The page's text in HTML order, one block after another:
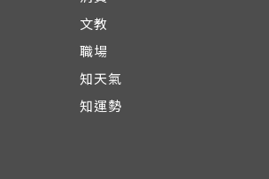
文教
職場
知天氣
知運勢